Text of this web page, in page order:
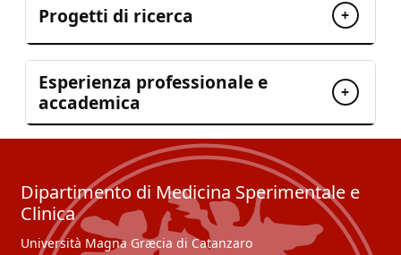
Progetti di ricerca +
Esperienza professionale e
accademica
+
Dipartimento di Medicina Sperimentale e
Clinica
Università Magna Græcia di Catanzaro